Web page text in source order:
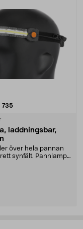
735recensioner
laddningsbar,
över hela pannan
synfält. Pannlampa
av 5 stjärnor